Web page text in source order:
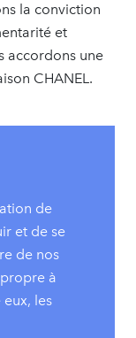
la conviction
et
accordons une
CHANEL.
de
et de se
de nos
à
les